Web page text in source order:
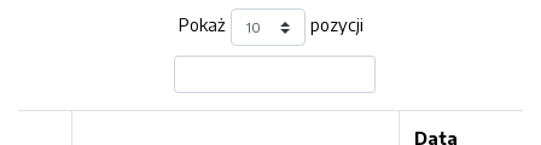
Pokaż pozycji
Data